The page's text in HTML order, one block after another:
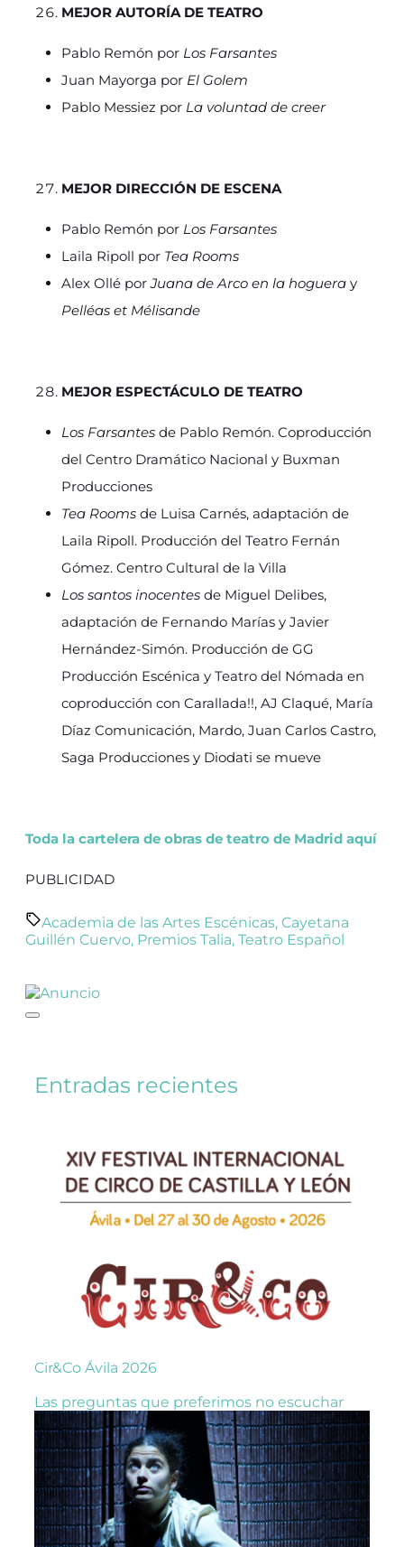
MEJOR AUTORÍA DE TEATRO
Pablo Remón por Los Farsantes
Juan Mayorga por El Golem
Pablo Messiez por La voluntad de creer
MEJOR DIRECCIÓN DE ESCENA
Pablo Remón por Los Farsantes
Laila Ripoll por Tea Rooms
Alex Ollé porJuana de Arco en la hoguera y
Pelléas et Mélisande
MEJOR ESPECTÁCULO DE TEATRO
Los Farsantes de Pablo Remón. Coproducción
del Centro Dramático Nacional y Buxman
Producciones
Tea Rooms de Luisa Carnés, adaptación de
Laila Ripoll. Producción del Teatro Fernán
Gómez. Centro Cultural de la Villa
Los santos inocentes de Miguel Delibes,
adaptación de Fernando Marías y Javier
Hernández-Simón. Producción de GG
Producción Escénica y Teatro del Nómada en
coproducción con Carallada!!, AJ Claqué, María
Díaz Comunicación, Mardo, Juan Carlos Castro,
Saga Producciones y Diodati se mueve
Toda la cartelera de obras de teatro de Madrid aquí
PUBLICIDAD
Academia de las Artes Escénicas, Cayetana
Guillén Cuervo, Premios Talia, Teatro Español
Entradas recientes
Cir&Co Ávila 2026
Las preguntas que preferimos no escuchar